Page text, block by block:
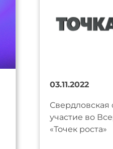
03.11.2022
Свердловская
участие во
«Точек роста»